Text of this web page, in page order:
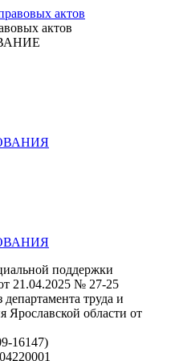
актов
поддержки
21.04.2025 № 27-25
труда и
Ярославской области от
16147)